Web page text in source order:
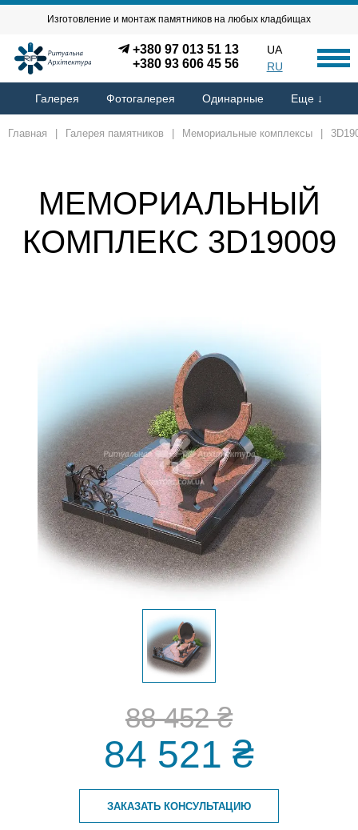
Изготовление и монтаж памятников на любых кладбищах
+380 97 013 51 13
+380 93 606 45 56
UA
RU
Галерея Фотогалерея Одинарные Еще ↓
Главная Галерея памятников Мемориальные комплексы
МЕМОРИАЛЬНЫЙ
КОМПЛЕКС 3D19009
88 452 ₴
84 521 ₴
ЗАКАЗАТЬ КОНСУЛЬТАЦИЮ